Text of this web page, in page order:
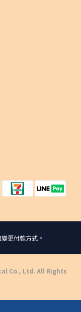
更付款方式。
Co., Ltd. All Rights